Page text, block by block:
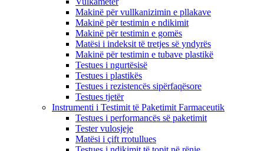
Makinë për vullkanizimin e pllakave
Makinë për testimin e ndikimit
Makinë për testimin e gomës
Matësi i indeksit të tretjes së yndyrës
Makinë për testimin e tubave plastikë
Testues i ngurtësisë
Testues i plastikës
Testues i rezistencës sipërfaqësore
Testues tjetër
Instrumenti i Testimit të Paketimit Farmaceutik
Testues i performancës së paketimit
Tester vulosjeje
Matësi i çift rrotullues